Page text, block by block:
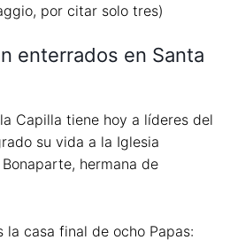
por citar solo tres)
enterrados en Santa
Capilla tiene hoy a líderes del
su vida a la Iglesia
hermana de
la casa final de ocho Papas: